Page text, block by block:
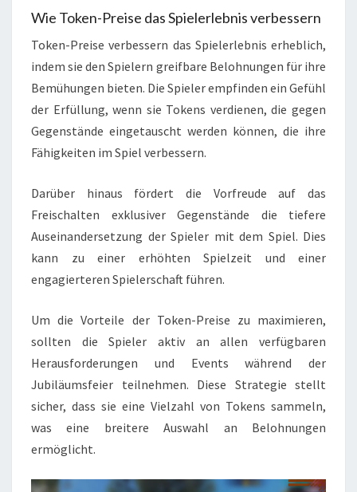
Wie Token-Preise das Spielerlebnis verbessern
Token-Preise verbessern das Spielerlebnis erheblich,
indem sie den Spielern greifbare Belohnungen für ihre
Bemühungen bieten. Die Spieler empfinden ein Gefühl
der Erfüllung, wenn sie Tokens verdienen, die gegen
Gegenstände eingetauscht werden können, die ihre
Fähigkeiten im Spiel verbessern.
Darüber hinaus fördert die Vorfreude auf das
Freischalten exklusiver Gegenstände die tiefere
Auseinandersetzung der Spieler mit dem Spiel. Dies
kann zu einer erhöhten Spielzeit und einer
engagierteren Spielerschaft führen.
Um die Vorteile der Token-Preise zu maximieren,
sollten die Spieler aktiv an allen verfügbaren
Herausforderungen und Events während der
Jubiläumsfeier teilnehmen. Diese Strategie stellt
sicher, dass sie eine Vielzahl von Tokens sammeln,
was eine breitere Auswahl an Belohnungen
ermöglicht.